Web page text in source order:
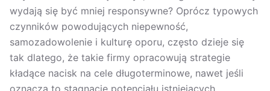
wydają się być mniej responsywne? Oprócz typowych
czynników powodujących niepewność,
samozadowolenie i kulturę oporu, często dzieje się
tak dlatego, że takie firmy opracowują strategie
kładące nacisk na cele długoterminowe, nawet jeśli
oznacza to stagnację potencjału istniejących